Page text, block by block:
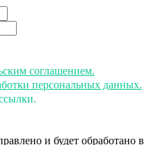
соглашением.
персональных данных.
и будет обработано в